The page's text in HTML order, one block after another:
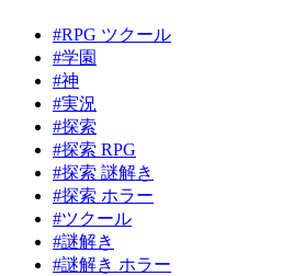
#RPG ツクール
#学園
#神
#実況
#探索
#探索 RPG
#探索 謎解き
#探索 ホラー
#ツクール
#謎解き
#謎解き ホラー